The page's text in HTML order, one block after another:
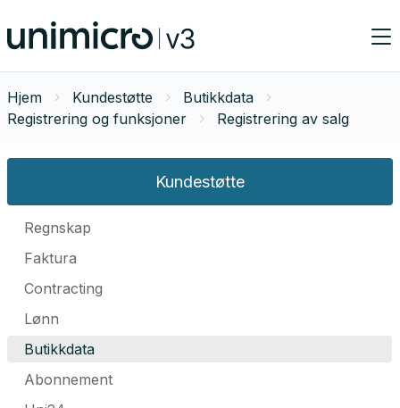
Hjem Kundestøtte
Butikkdata
Registrering og funksjoner
Registrering av salg
Kundestøtte
Regnskap
Faktura
Contracting
Lønn
Butikkdata
Abonnement